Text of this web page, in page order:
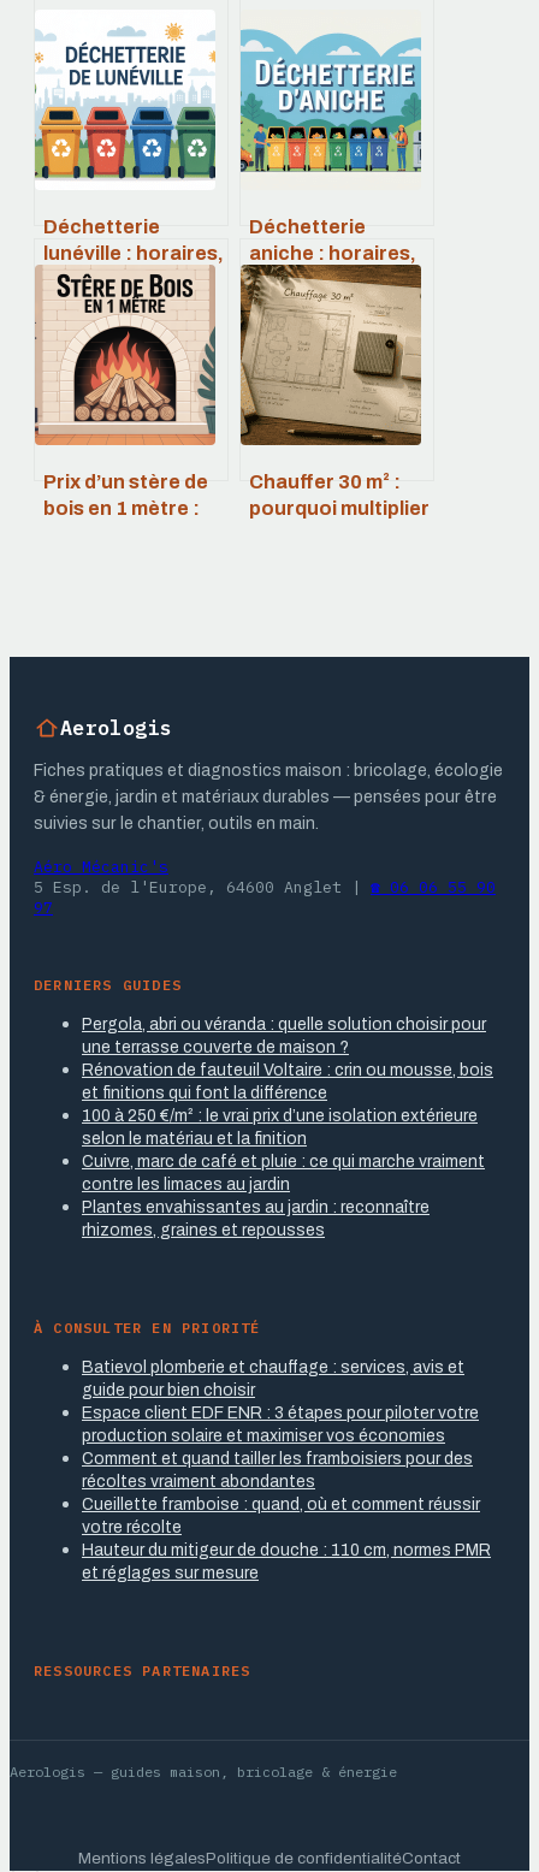
Déchetterie
lunéville : horaires,
accès, consignes
et bonnes
pratiques
Déchetterie
aniche : horaires,
accès, services et
bons réflexes à
adopter
Prix d’un stère de
bois en 1 mètre :
Chauffer 30 m² :
pourquoi multiplier
Aerologis
Fiches pratiques et diagnostics maison : bricolage, écologie
& énergie, jardin et matériaux durables — pensées pour être
suivies sur le chantier, outils en main.
Aéro Mécanic's
5 Esp. de l'Europe, 64600 Anglet | ☎ 06 06 55 90
97
DERNIERS GUIDES
Pergola, abri ou véranda : quelle solution choisir pour
une terrasse couverte de maison ?
Rénovation de fauteuil Voltaire : crin ou mousse, bois
et finitions qui font la différence
100 à 250 €/m² : le vrai prix d’une isolation extérieure
selon le matériau et la finition
Cuivre, marc de café et pluie : ce qui marche vraiment
contre les limaces au jardin
Plantes envahissantes au jardin : reconnaître
rhizomes, graines et repousses
À CONSULTER EN PRIORITÉ
Batievol plomberie et chauffage : services, avis et
guide pour bien choisir
Espace client EDF ENR : 3 étapes pour piloter votre
production solaire et maximiser vos économies
Comment et quand tailler les framboisiers pour des
récoltes vraiment abondantes
Cueillette framboise : quand, où et comment réussir
votre récolte
Hauteur du mitigeur de douche : 110 cm, normes PMR
et réglages sur mesure
RESSOURCES PARTENAIRES
Aerologis — guides maison, bricolage & énergie
Mentions légalesPolitique de confidentialitéContact